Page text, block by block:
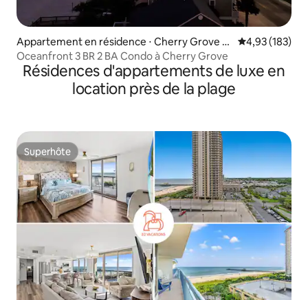
Appartement en résidence ⋅ Cherry Grove B
each
Évaluation
4,93 (183)
Oceanfront 3 BR 2 BA Condo à Cherry Grove
Résidences d'appartements de luxe en
location près de la plage
Superhôte
Superhôte